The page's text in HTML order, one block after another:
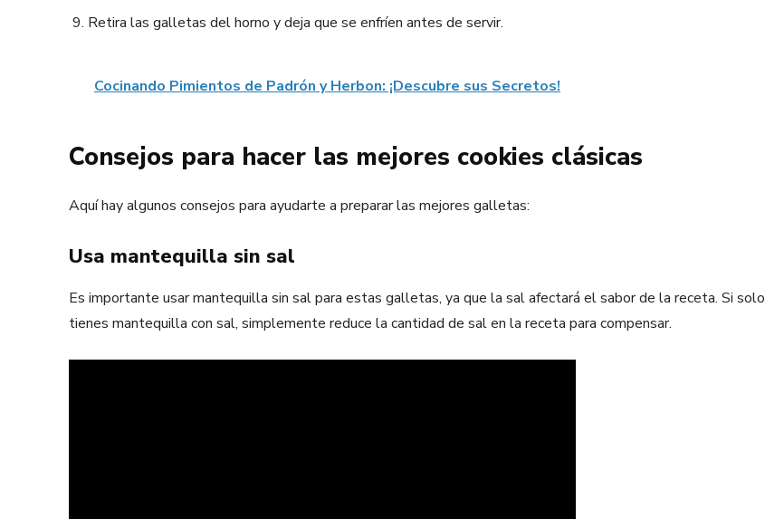
Retira las galletas del horno y deja que se enfríen antes de servir.
Cocinando Pimientos de Padrón y Herbon: ¡Descubre sus Secretos!
Consejos para hacer las mejores cookies clásicas
Aquí hay algunos consejos para ayudarte a preparar las mejores galletas:
Usa mantequilla sin sal
Es importante usar mantequilla sin sal para estas galletas, ya que la sal afectará el sabor de la receta. Si solo
tienes mantequilla con sal, simplemente reduce la cantidad de sal en la receta para compensar.